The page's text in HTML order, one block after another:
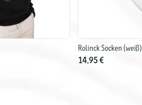
Rolinck Socken (weiß)
14,95 €